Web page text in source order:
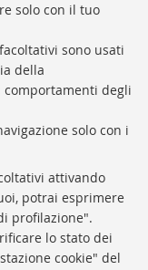
solo con il tuo
sono usati
della
degli
solo con i
attivando
potrai esprimere
profilazione".
lo stato dei
cookie" del